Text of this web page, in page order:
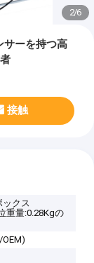
2/6
ーを持つ高
接触
ックス
重量:0.28Kgの